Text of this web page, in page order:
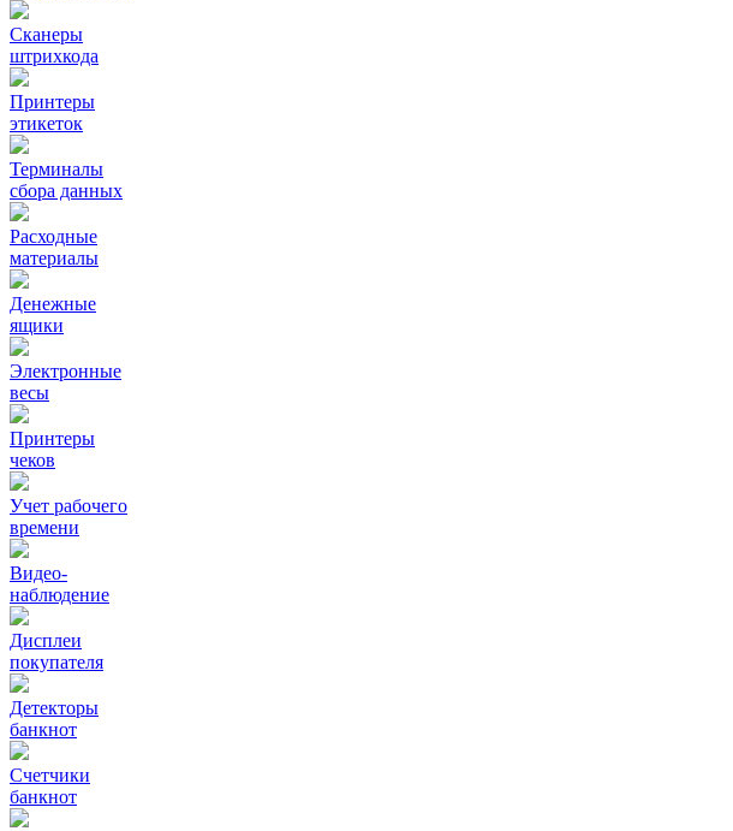
Сканеры
штрихкода
Принтеры
этикеток
Терминалы
сбора данных
Расходные
материалы
Денежные
ящики
Электронные
весы
Принтеры
чеков
Учет рабочего
времени
Видео‑
наблюдение
Дисплеи
покупателя
Детекторы
банкнот
Счетчики
банкнот